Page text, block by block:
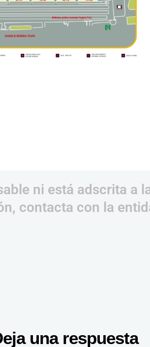
ni está adscrita a
contacta con la
una respuesta